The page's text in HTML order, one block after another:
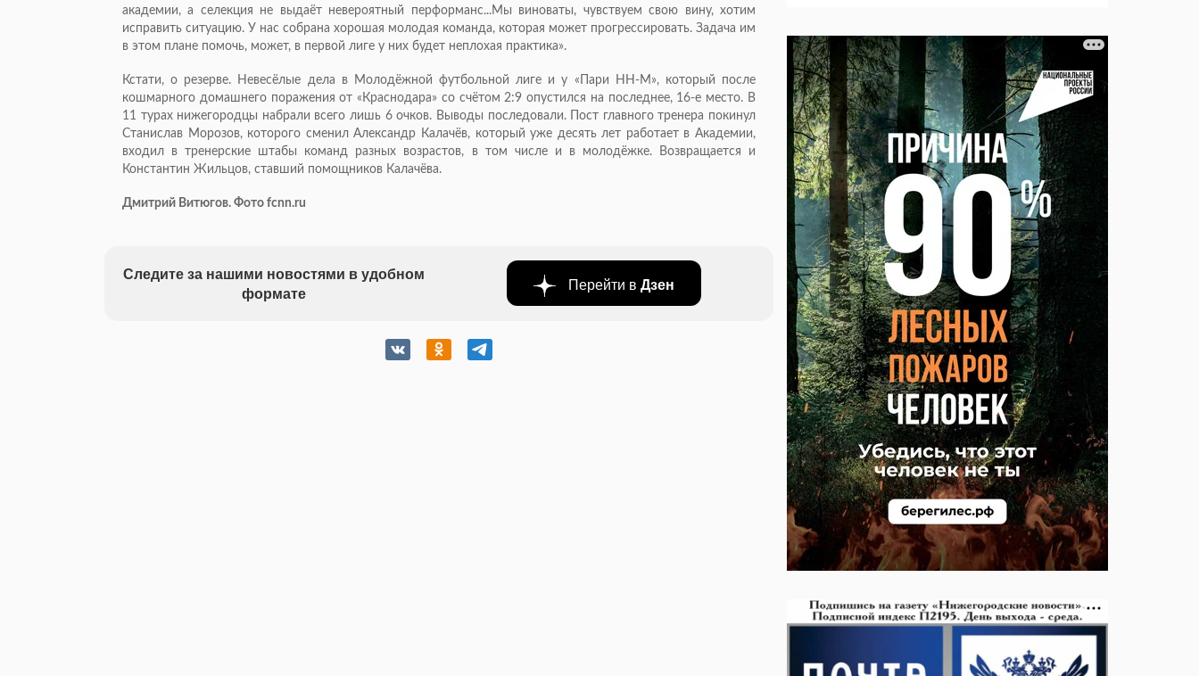
академии, а селекция не выдаёт невероятный перформанс...Мы виноваты, чувствуем свою вину, хотим
исправить ситуацию. У нас собрана хорошая молодая команда, которая может прогрессировать. Задача им
в этом плане помочь, может, в первой лиге у них будет неплохая практика».
Кстати, о резерве. Невесёлые дела в Молодёжной футбольной лиге и у «Пари НН-М», который после
кошмарного домашнего поражения от «Краснодара» со счётом 2:9 опустился на последнее, 16-е место. В
11 турах нижегородцы набрали всего лишь 6 очков. Выводы последовали. Пост главного тренера покинул
Станислав Морозов, которого сменил Александр Калачёв, который уже десять лет работает в Академии,
входил в тренерские штабы команд разных возрастов, в том числе и в молодёжке. Возвращается и
Константин Жильцов, ставший помощников Калачёва.
Дмитрий Витюгов. Фото fcnn.ru
Следите за нашими новостями в удобном
формате
Перейти в Дзен